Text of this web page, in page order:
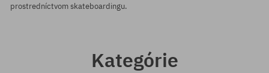
prostredníctvom skateboardingu.
Kategórie